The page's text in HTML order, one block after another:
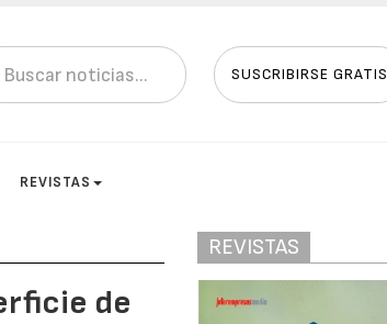
SUSCRIBIRSE GRATIS
REVISTAS
de
REVISTAS